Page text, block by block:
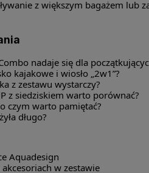
z większym bagażem lub
nadaje się dla
kajakowe i wiosło „2w1”?
z zestawu wystarczy?
z siedziskiem warto porównać?
czym warto pamiętać?
długo?
Aquadesign
w zestawie